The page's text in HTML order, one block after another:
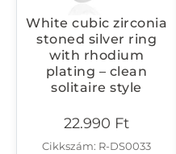
White cubic zirconia
stoned silver ring
with rhodium
plating – clean
solitaire style
22.990 Ft
Cikkszám: R-DS0033